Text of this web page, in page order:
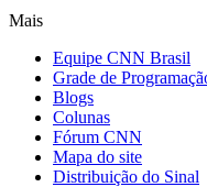
Mais
Equipe CNN Brasil
Grade de
Blogs
Colunas
Fórum CNN
Mapa do site
Distribuição do Sinal